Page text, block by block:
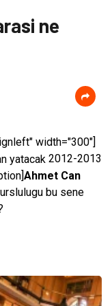
ne
width="300"]
2012-2013
Ahmet Can
bu sene